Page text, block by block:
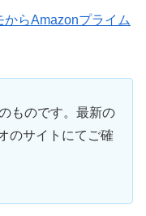
からAmazonプライム
ものです。最新の
のサイトにてご確